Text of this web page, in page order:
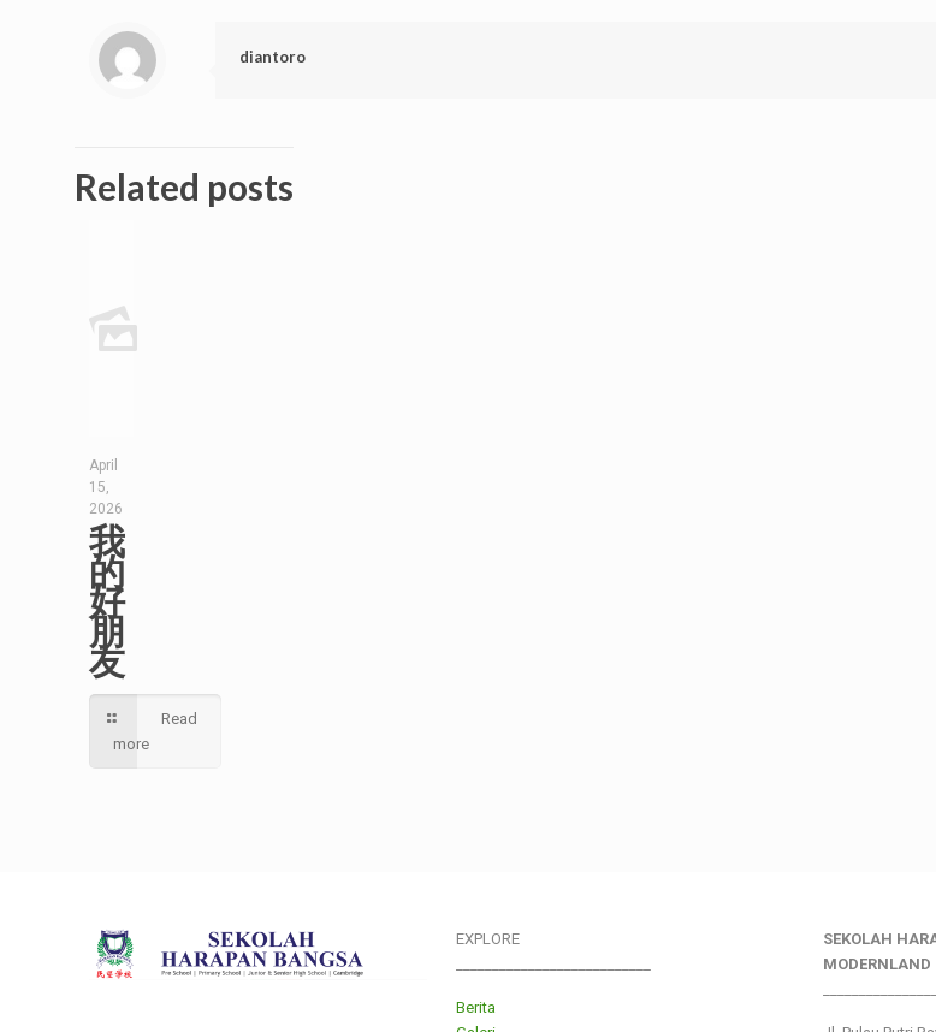
diantoro
Related posts
April
15,
2026
我
的
好
朋
友
Read
more
EXPLORE
Berita
SEKOLAH
MODERNLAND